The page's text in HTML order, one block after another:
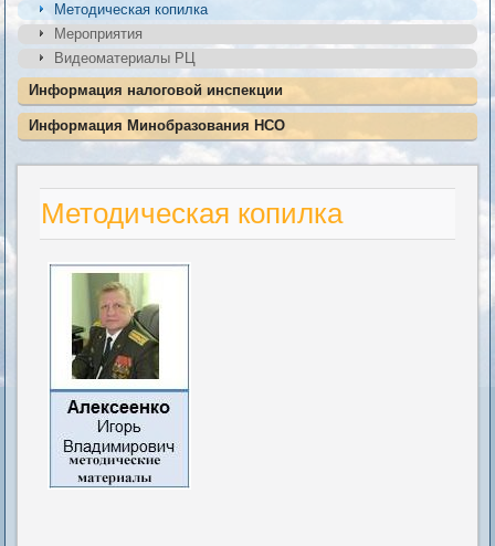
Методическая копилка
Мероприятия
Видеоматериалы РЦ
Информация налоговой инспекции
Информация Минобразования НСО
Методическая копилка